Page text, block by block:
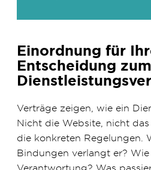
Einordnung für
Entscheidung
Verträge zeigen, wie ein
Nicht die Website, nicht
die konkreten Regelungen.
Bindungen verlangt er?